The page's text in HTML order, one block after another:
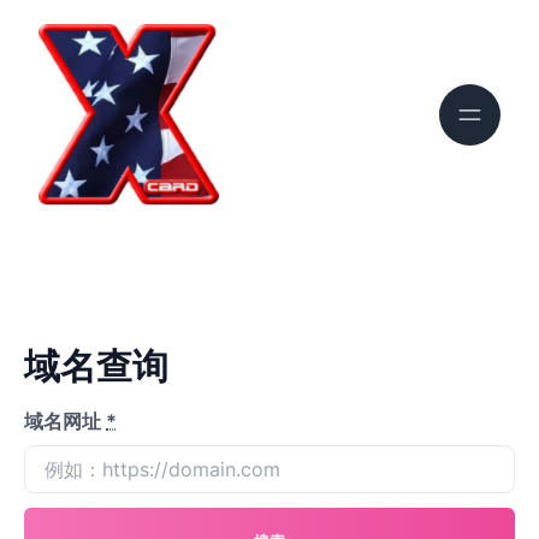
域名查询
域名网址 *